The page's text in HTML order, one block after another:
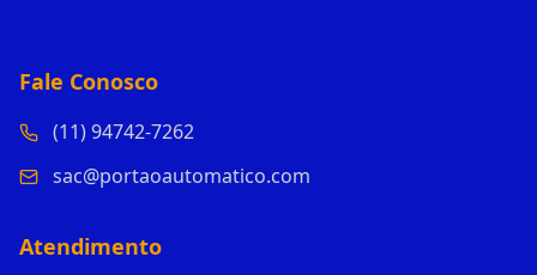
Fale Conosco
(11) 94742-7262
sac@portaoautomatico.com
Atendimento